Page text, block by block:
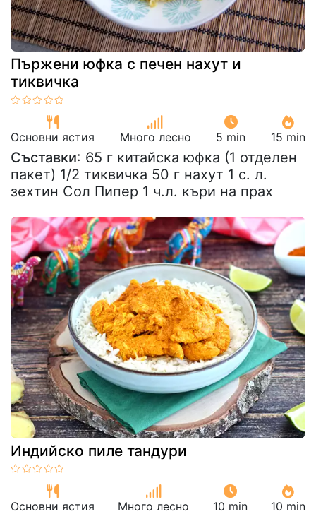
Пържени юфка с печен нахут и
тиквичка
Основни ястия Много лесно 5 min 15 min
Съставки: 65 г китайска юфка (1 отделен
пакет) 1/2 тиквичка 50 г нахут 1 с. л.
зехтин Сол Пипер 1 ч.л. къри на прах
Индийско пиле тандури
Основни ястия Много лесно 10 min 10 min